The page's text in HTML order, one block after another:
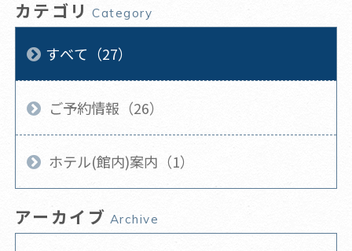
カテゴリ Category
すべて（27）
ご予約情報（26）
ホテル(館内)案内（1）
アーカイブ Archive